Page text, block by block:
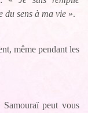
du sens à ma vie ».
même pendant les
peut vous